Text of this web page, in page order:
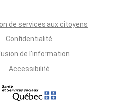
de services aux citoyens
Confidentialité
de l'information
Accessibilité